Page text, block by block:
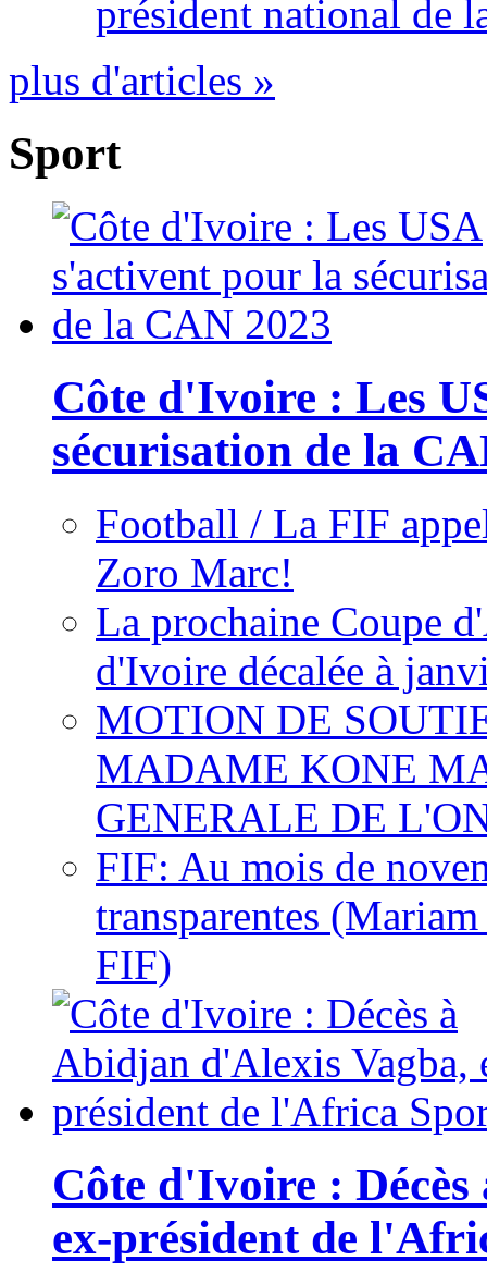
président national de
plus d'articles »
Sport
Côte d'Ivoire : Les
sécurisation de la
Football / La FIF
Zoro Marc!
La prochaine Coupe
d'Ivoire décalée à
MOTION DE
MADAME KONE
GENERALE DE
FIF: Au mois de
transparentes
FIF)
Côte d'Ivoire :
ex-président de